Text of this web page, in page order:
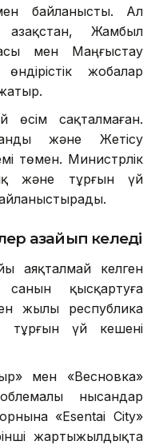
байланысты. Ал
Жамбыл
мен Маңғыстау
жобалар
өсім сақталмаған.
және Жетісу
төмен. Министрлік
және тұрғын үй
азайып келеді
аяқталмай келген
қысқартуға
жылы республика
тұрғын үй кешені
мен «Весновка»
нысандар
«Esentai City»
жартыжылдықта